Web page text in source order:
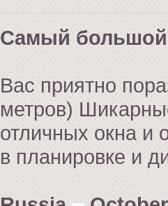
Самый
Вас приятно
метров)
отличных окна и
в планировке и